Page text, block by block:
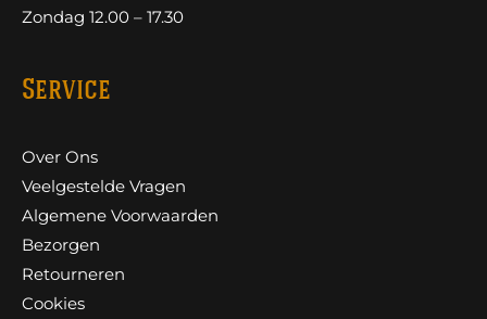
Zondag 12.00 – 17.30
Service
Over Ons
Veelgestelde Vragen
Algemene Voorwaarden
Bezorgen
Retourneren
Cookies